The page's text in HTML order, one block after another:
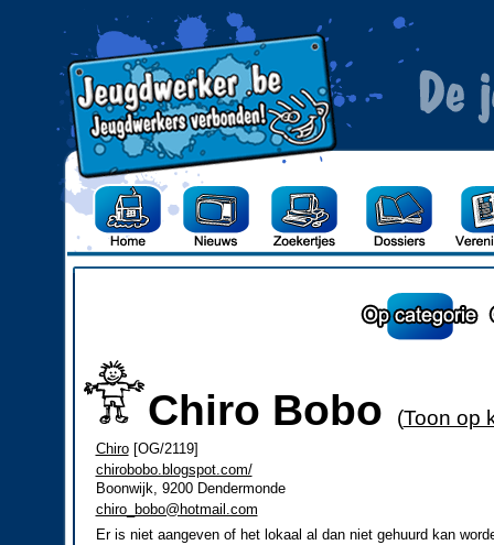
Chiro Bobo (Toon op
Chiro[OG/2119]
chirobobo.blogspot.com/
Boonwijk, 9200 Dendermonde
chiro_bobo@hotmail.com
Er is niet aangeven of het lokaal al dan niet gehuurd kan